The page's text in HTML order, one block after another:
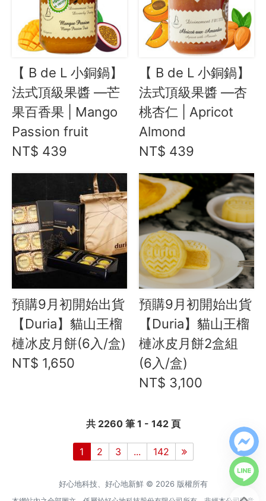
【 B de L 小銅鍋】
法式頂級果醬 —芒
果百香果 | Mango
Passion fruit
NT$ 439
【 B de L 小銅鍋】
法式頂級果醬 —杏
桃杏仁 | Apricot
Almond
NT$ 439
預購9月初開始出貨
【Duria】貓山王榴
槤冰皮月餅(6入/盒)
NT$ 1,650
預購9月初開始出貨
【Duria】貓山王榴
槤冰皮月餅2盒組
(6入/盒)
NT$ 3,100
共 2260 筆 1 - 142 頁
1 2 3 ... 142
好心地科技、好心地新鮮 © 2026 版權所有